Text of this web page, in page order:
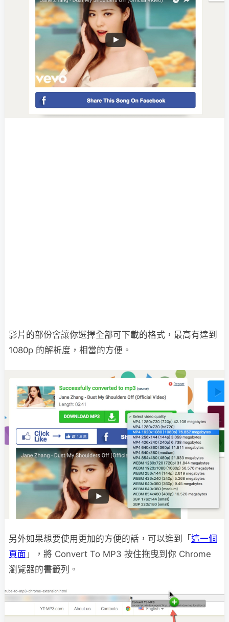
影片的部份會讓你選擇全部可下載的格式，最高有達到
1080p 的解析度，相當的方便。
另外如果想要使用更加的方便的話，可以進到「 這一個
頁面 」，將 Convert To MP3 按住拖曳到你 Chrome
瀏覽器的書籤列。